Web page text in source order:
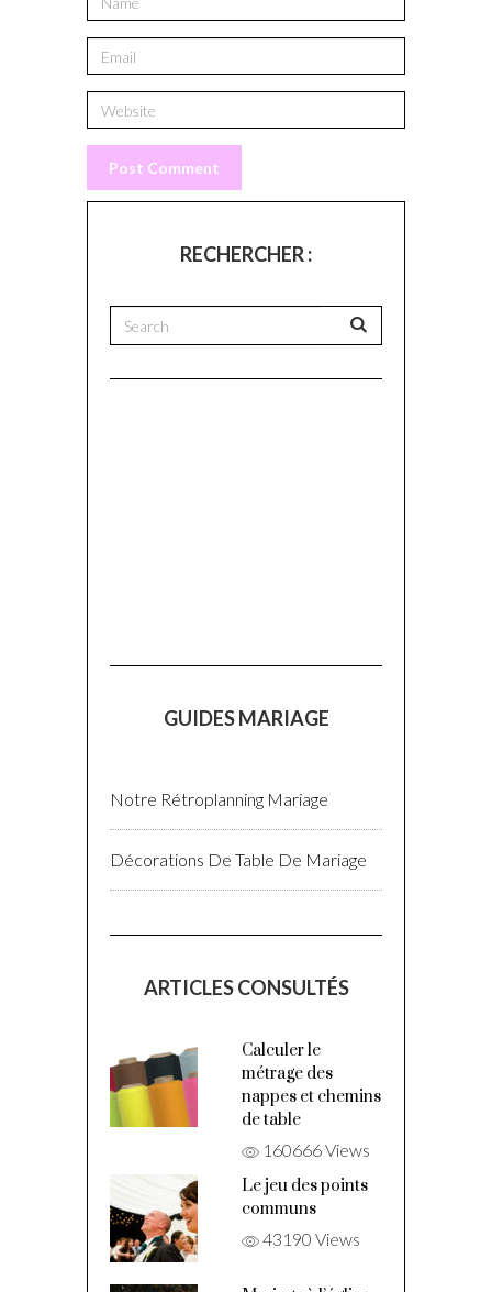
RECHERCHER :
GUIDES MARIAGE
Notre Rétroplanning Mariage
Décorations De Table De Mariage
ARTICLES CONSULTÉS
Calculer le
métrage des
nappes et chemins
de table
160666 Views
Le jeu des points
communs
43190 Views